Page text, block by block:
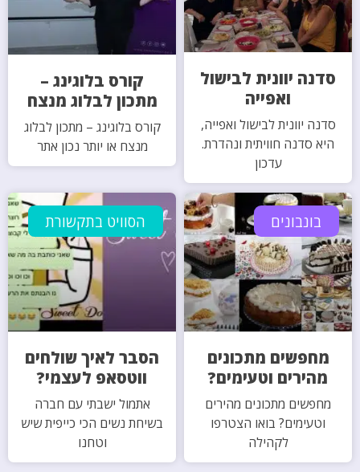
סדנה יוונית לבישול
ואפייה
סדנה יוונית לבישול ואפייה,
היא סדנה חוויתית ונהדרת.
עדכון
קורס בלוגינג –
מתכון לבלוג מנצח
קורס בלוגינג – מתכון לבלוג
מנצח או יותר נכון אתר
בונבונים
מחפשים מתכונים
מהירים וטעימים?
מחפשים מתכונים מהירים
וטעימים? בואו הצטרפו
לקהילה
הסוויט בתקשורת
הסבר לאיך שולחים
ווטסאפ לעצמי?
אתמול ישבתי עם חברה
בשיחת נשים הכי כייפית שיש
וטחנו